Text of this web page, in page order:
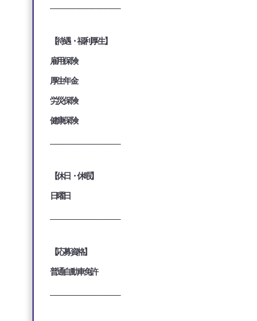
【待遇・福利厚生】
雇用保険
厚生年金
労災保険
健康保険
【休日・休暇】
日曜日
【応募資格】
普通自動車免許